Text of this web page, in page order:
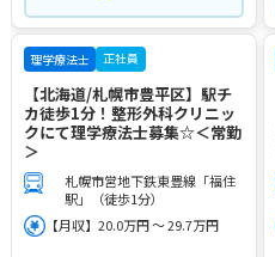
理学療法士 正社員
【北海道/札幌市豊平区】駅チ
カ徒歩1分！整形外科クリニッ
クにて理学療法士募集☆＜常勤
＞
札幌市営地下鉄東豊線「福住
駅」（徒歩1分）
【月収】20.0万円 ～ 29.7万円